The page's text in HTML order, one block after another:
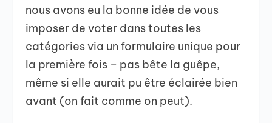
nous avons eu la bonne idée de vous
imposer de voter dans toutes les
catégories via un formulaire unique pour
la première fois – pas bête la guêpe,
même si elle aurait pu être éclairée bien
avant (on fait comme on peut).